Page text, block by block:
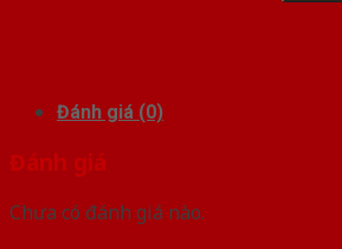
Đánh giá (0)
Đánh giá
Chưa có đánh giá nào.